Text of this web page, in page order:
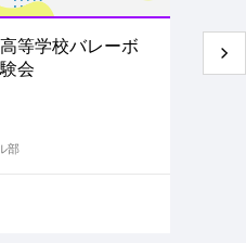
等学校バレーボ
会
部